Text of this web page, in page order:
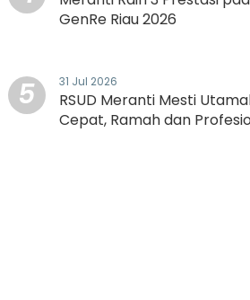
GenRe Riau 2026
5 31 Jul 2026
RSUD Meranti Mesti
Cepat, Ramah dan